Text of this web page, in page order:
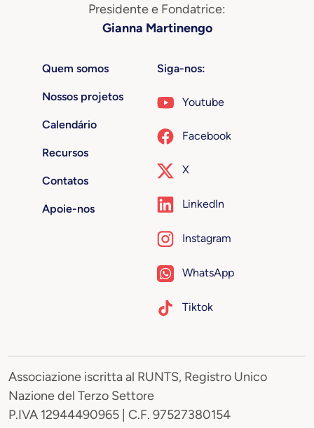
Presidente e Fondatrice:
Gianna Martinengo
Quem somos
Nossos projetos
Calendário
Recursos
Contatos
Apoie-nos
Siga-nos:
Youtube
Facebook
X
LinkedIn
Instagram
WhatsApp
Tiktok
Associazione iscritta al RUNTS, Registro Unico
Nazione del Terzo Settore
P.IVA 12944490965 | C.F. 97527380154